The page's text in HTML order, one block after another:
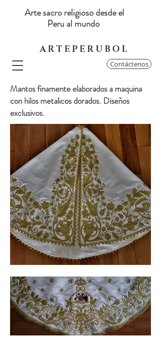
Arte sacro religioso desde el
Peru al mundo
Contáctenos
A R T E P E R U B O L
Mantos finamente elaborados a maquina
con hilos metalicos dorados. Diseños
exclusivos.